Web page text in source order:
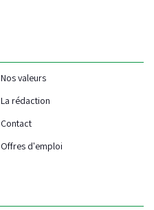
Nos valeurs
La rédaction
Contact
Offres d'emploi